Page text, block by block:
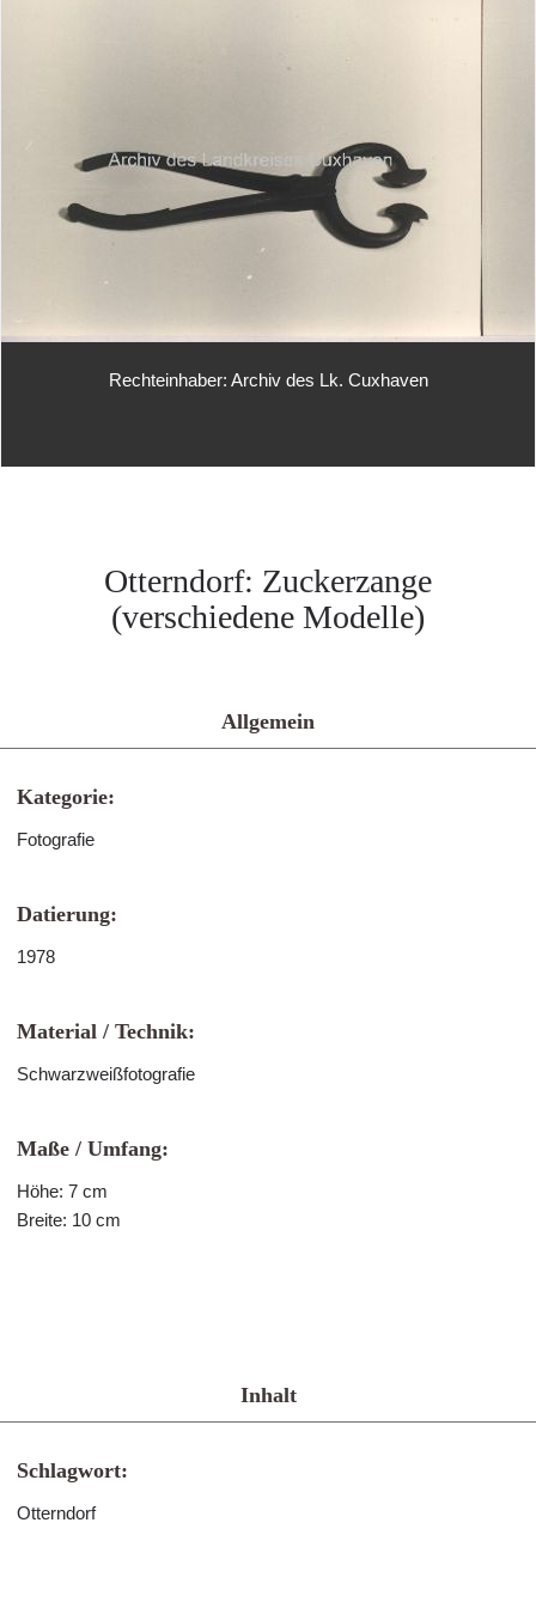
Rechteinhaber: Archiv des Lk. Cuxhaven
Otterndorf: Zuckerzange
(verschiedene Modelle)
Allgemein
Kategorie:
Fotografie
Datierung:
1978
Material / Technik:
Schwarzweißfotografie
Maße / Umfang:
Höhe: 7 cm
Breite: 10 cm
Inhalt
Schlagwort:
Otterndorf